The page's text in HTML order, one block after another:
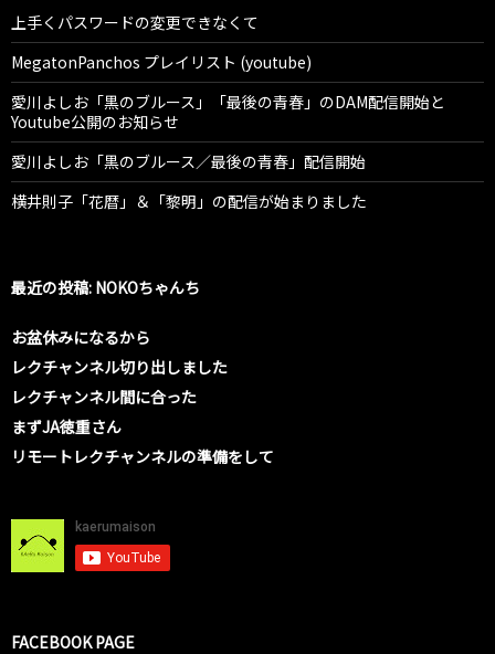
上手くパスワードの変更できなくて
MegatonPanchos プレイリスト (youtube)
愛川よしお「黒のブルース」「最後の青春」のDAM配信開始と
Youtube公開のお知らせ
愛川よしお「黒のブルース／最後の青春」配信開始
横井則子「花暦」＆「黎明」の配信が始まりました
最近の投稿: NOKOちゃんち
お盆休みになるから
レクチャンネル切り出しました
レクチャンネル間に合った
まずJA徳重さん
リモートレクチャンネルの準備をして
FACEBOOK PAGE